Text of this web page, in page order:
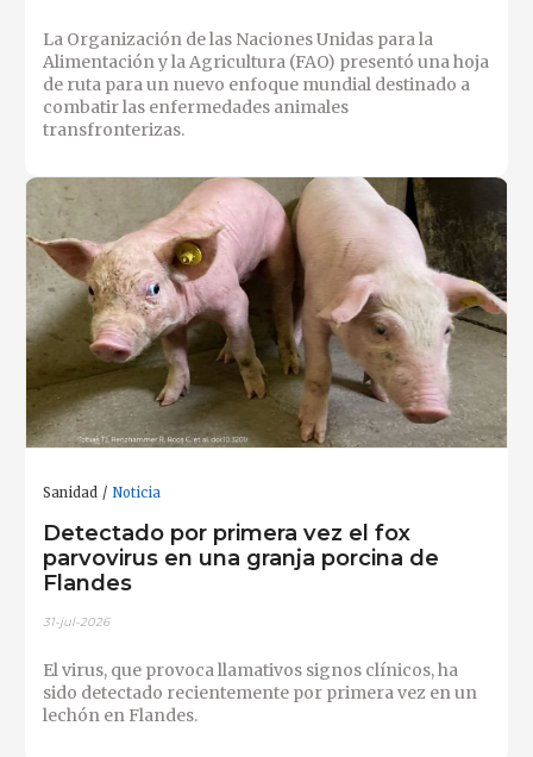
La Organización de las Naciones Unidas para la
Alimentación y la Agricultura (FAO) presentó una hoja
de ruta para un nuevo enfoque mundial destinado a
combatir las enfermedades animales
transfronterizas.
Sanidad Noticia
Detectado por primera vez el fox
parvovirus en una granja porcina de
Flandes
31-jul-2026
El virus, que provoca llamativos signos clínicos, ha
sido detectado recientemente por primera vez en un
lechón en Flandes.